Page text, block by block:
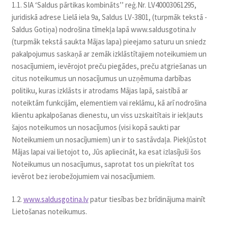
Konditoreja
1.1. SIA ‘Saldus pārtikas kombināts’’ reģ.Nr. LV40003061295,
juridiskā adrese Lielā iela 9a, Saldus LV-3801, (turpmāk tekstā -
Saldus Gotiņa) nodrošina tīmekļa lapā www.saldusgotina.lv
(turpmāk tekstā saukta Mājas lapa) pieejamo saturu un sniedz
pakalpojumus saskaņā ar zemāk izklāstītajiem noteikumiem un
nosacījumiem, ievērojot preču piegādes, preču atgriešanas un
citus noteikumus un nosacījumus un uzņēmuma darbības
politiku, kuras izklāsts ir atrodams Mājas lapā, saistībā ar
noteiktām funkcijām, elementiem vai reklāmu, kā arī nodrošina
klientu apkalpošanas dienestu, un viss uzskaitītais ir iekļauts
šajos noteikumos un nosacījumos (visi kopā saukti par
Noteikumiem un nosacījumiem) un ir to sastāvdaļa. Piekļūstot
Mājas lapai vai lietojot to, Jūs apliecināt, ka esat izlasījuši šos
Noteikumus un nosacījumus, saprotat tos un piekrītat tos
ievērot bez ierobežojumiem vai nosacījumiem.
1.2. www.saldusgotina.lvpatur tiesības bez brīdinājuma mainīt
Lietošanas noteikumus.